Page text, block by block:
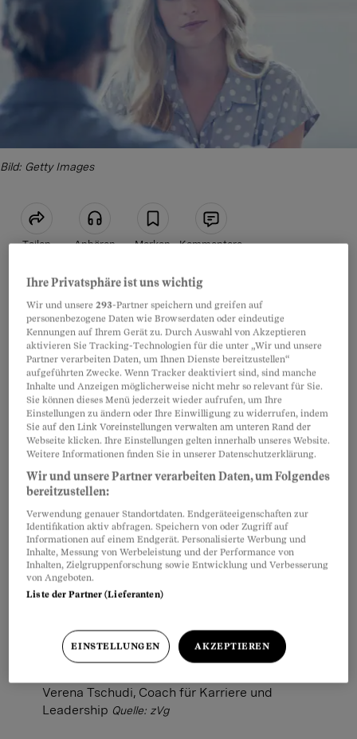
Bild: Getty Images
Teilen Anhören Merken Kommentare
Artikel teilen
Sich auf seine Stärken besinnen
Verena Tschudi, Coach für Karriere und
Leadership Quelle: zVg
Ihre Privatsphäre ist uns wichtig
Wir und unsere293-Partner speichern und greifen auf
personenbezogene Daten wie Browserdaten oder eindeutige
Kennungen auf Ihrem Gerät zu. Durch Auswahl von Akzeptieren
aktivieren Sie Tracking-Technologien für die unter „Wir und unsere
Partner verarbeiten Daten, um Ihnen Dienste bereitzustellen“
aufgeführten Zwecke. Wenn Tracker deaktiviert sind, sind manche
Inhalte und Anzeigen möglicherweise nicht mehr so relevant für Sie.
Sie können dieses Menü jederzeit wieder aufrufen, um Ihre
Einstellungen zu ändern oder Ihre Einwilligung zu widerrufen, indem
Sie auf den Link Voreinstellungen verwalten am unteren Rand der
Webseite klicken. Ihre Einstellungen gelten innerhalb unseres Website.
Weitere Informationen finden Sie in unserer Datenschutzerklärung.
Wir und unsere Partner verarbeiten Daten, um Folgendes
bereitzustellen:
Verwendung genauer Standortdaten. Endgeräteeigenschaften zur
Identifikation aktiv abfragen. Speichern von oder Zugriff auf
Informationen auf einem Endgerät. Personalisierte Werbung und
Inhalte, Messung von Werbeleistung und der Performance von
Inhalten, Zielgruppenforschung sowie Entwicklung und Verbesserung
von Angeboten.
Liste der Partner (Lieferanten)
EINSTELLUNGEN AKZEPTIEREN